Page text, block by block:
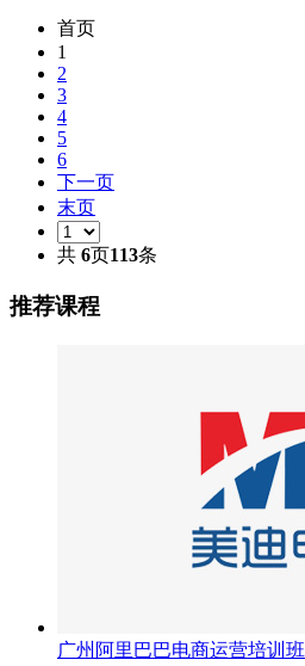
首页
1
2
3
4
5
6
下一页
末页
共 6页113条
推荐课程
广州阿里巴巴电商运营培训班